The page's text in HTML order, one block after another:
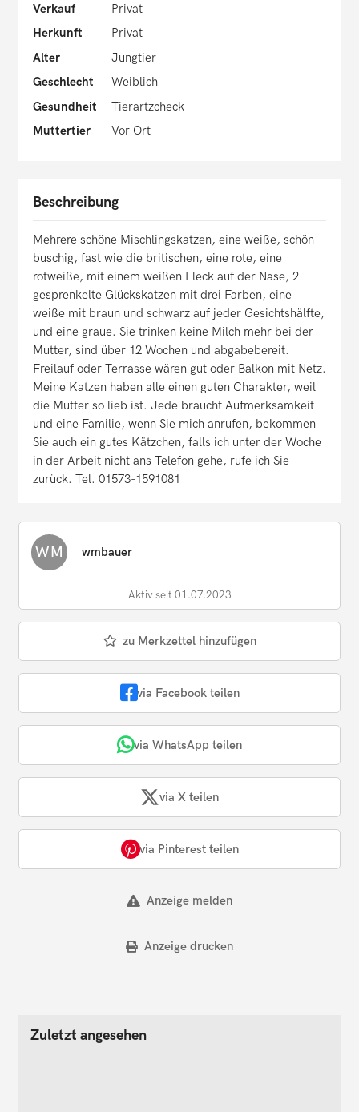
Verkauf
Privat
Herkunft
Privat
Alter
Jungtier
Geschlecht
Weiblich
Gesundheit
Tierartzcheck
Muttertier
Vor Ort
Beschreibung
Mehrere schöne Mischlingskatzen, eine weiße, schön
buschig, fast wie die britischen, eine rote, eine
rotweiße, mit einem weißen Fleck auf der Nase, 2
gesprenkelte Glückskatzen mit drei Farben, eine
weiße mit braun und schwarz auf jeder Gesichtshälfte,
und eine graue. Sie trinken keine Milch mehr bei der
Mutter, sind über 12 Wochen und abgabebereit.
Freilauf oder Terrasse wären gut oder Balkon mit Netz.
Meine Katzen haben alle einen guten Charakter, weil
die Mutter so lieb ist. Jede braucht Aufmerksamkeit
und eine Familie, wenn Sie mich anrufen, bekommen
Sie auch ein gutes Kätzchen, falls ich unter der Woche
in der Arbeit nicht ans Telefon gehe, rufe ich Sie
zurück. Tel. 01573-1591081
WM wmbauer
Aktiv seit 01.07.2023
zu Merkzettel hinzufügen
via Facebook teilen
via WhatsApp teilen
via X teilen
via Pinterest teilen
Anzeige melden
Anzeige drucken
Zuletzt angesehen